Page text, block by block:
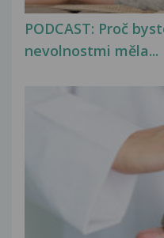
PODCAST: Proč
nevolnostmi měla...